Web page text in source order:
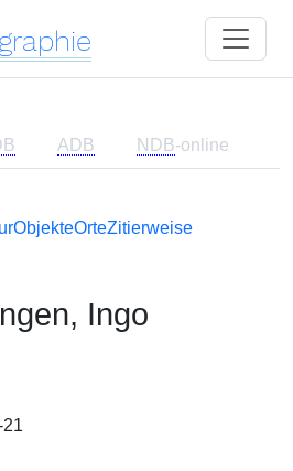
ADB NDB-online
ObjekteOrteZitierweise
Ingo